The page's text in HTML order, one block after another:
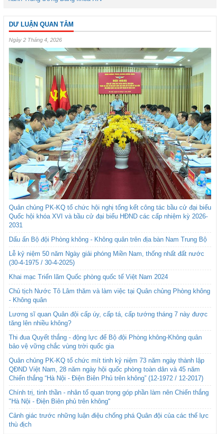
DƯ LUẬN QUAN TÂM
Ngày 2 Tháng 4, 2026
Quân chủng PK-KQ tổ chức hội nghị tổng kết công tác bầu cử đại biểu
Quốc hội khóa XVI và bầu cử đại biểu HĐND các cấp nhiệm kỳ 2026-
2031
Dấu ấn Bộ đội Phòng không - Không quân trên địa bàn Nam Trung Bộ
Lễ kỷ niệm 50 năm Ngày giải phóng Miền Nam, thống nhất đất nước
(30-4-1975 / 30-4-2025)
Khai mạc Triển lãm Quốc phòng quốc tế Việt Nam 2024
Chủ tịch Nước Tô Lâm thăm và làm việc tại Quân chủng Phòng không
- Không quân
Lương sĩ quan Quân đội cấp úy, cấp tá, cấp tướng tháng 7 này được
tăng lên nhiều không?
Thi đua Quyết thắng - động lực để Bộ đội Phòng không-Không quân
bảo vệ vững chắc vùng trời quốc gia
Quân chủng PK-KQ tổ chức mít tinh kỷ niệm 73 năm ngày thành lập
QĐND Việt Nam, 28 năm ngày hội quốc phòng toàn dân và 45 năm
Chiến thắng “Hà Nội - Điện Biên Phủ trên không” (12-1972 / 12-2017)
Chính trị, tinh thần - nhân tố quan trọng góp phần làm nên Chiến thắng
"Hà Nội - Điện Biên phủ trên không"
Cảnh giác trước những luận điệu chống phá Quân đội của các thế lực
thù địch